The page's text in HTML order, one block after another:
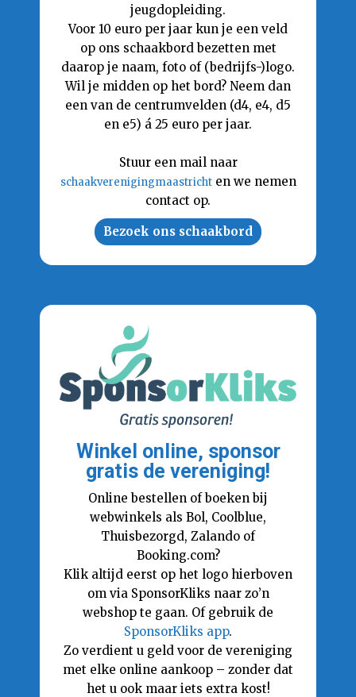
jeugdopleiding.
Voor 10 euro per jaar kun je een veld
op ons schaakbord bezetten met
daarop je naam, foto of (bedrijfs-)logo.
Wil je midden op het bord? Neem dan
een van de centrumvelden (d4, e4, d5
en e5) á 25 euro per jaar.
Stuur een mail naar
schaakverenigingmaastrichten we nemen
contact op.
Bezoek ons schaakbord
Winkel online, sponsor
gratis de vereniging!
Online bestellen of boeken bij
webwinkels als Bol, Coolblue,
Thuisbezorgd, Zalando of
Booking.com?
Klik altijd eerst op het logo hierboven
om via SponsorKliks naar zo’n
webshop te gaan. Of gebruik de
SponsorKliks app.
Zo verdient u geld voor de vereniging
met elke online aankoop – zonder dat
het u ook maar iets extra kost!